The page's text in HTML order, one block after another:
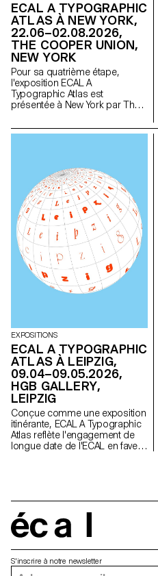
ECAL A TYPOGRAPHIC
ATLAS À NEW YORK,
22.06–02.08.2026,
THE COOPER UNION,
NEW YORK
Pour sa quatrième étape,
l'exposition ECAL A
Typographic Atlas est
présentée à New York par The
Advancement of Science and
EXPOSITIONS
ECAL A TYPOGRAPHIC
ATLAS À LEIPZIG,
09.04–09.05.2026,
HGB GALLERY,
LEIPZIG
Conçue comme une exposition
itinérante, ECAL A Typographic
Atlas reflète l'engagement de
longue date de l'ECAL en faveur
S'inscrire à notre newsletter